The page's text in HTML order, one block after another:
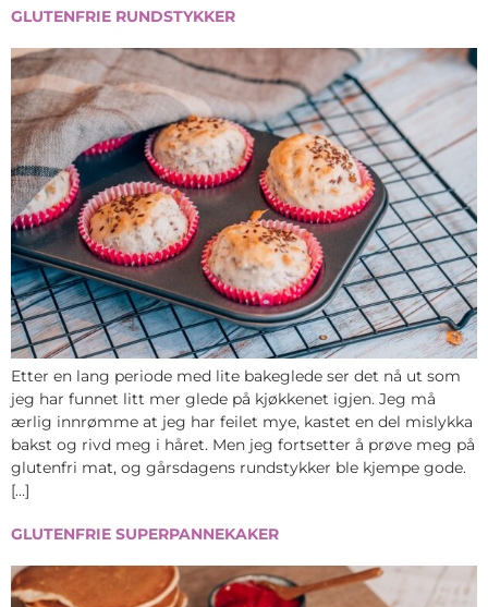
GLUTENFRIE RUNDSTYKKER
Etter en lang periode med lite bakeglede ser det nå ut som
jeg har funnet litt mer glede på kjøkkenet igjen. Jeg må
ærlig innrømme at jeg har feilet mye, kastet en del mislykka
bakst og rivd meg i håret. Men jeg fortsetter å prøve meg på
glutenfri mat, og gårsdagens rundstykker ble kjempe gode.
[…]
GLUTENFRIE SUPERPANNEKAKER